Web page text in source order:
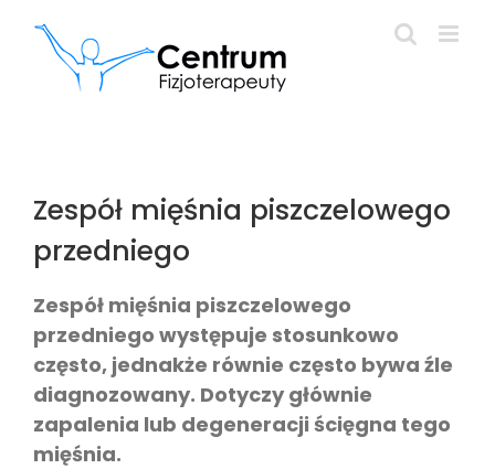
zawartości
Zespół mięśnia piszczelowego
przedniego
Zespół mięśnia piszczelowego
przedniego występuje stosunkowo
często, jednakże równie często bywa źle
diagnozowany. Dotyczy głównie
zapalenia lub degeneracji ścięgna tego
mięśnia.